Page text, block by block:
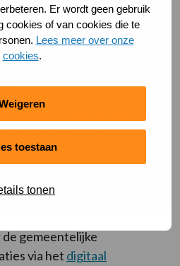
Er wordt geen gebruik
cookies of van cookies die te
Lees meer over onze
cookies.
toestaan
tonen
66 28.
contact op met Ralf
contactformulier. Je
073 615 95 97.
gemeentelijke
via het digitaal